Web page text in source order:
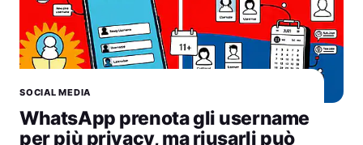
SOCIAL MEDIA
WhatsApp prenota gli username
per più privacy, ma riusarli può